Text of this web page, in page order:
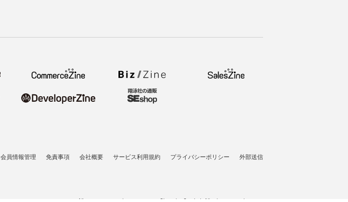
会員情報管理 免責事項 会社概要 サービス利用規約 プライバシーポリシー 外部送信